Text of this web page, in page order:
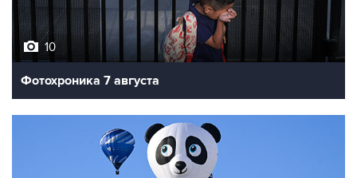
10
Фотохроника 7 августа